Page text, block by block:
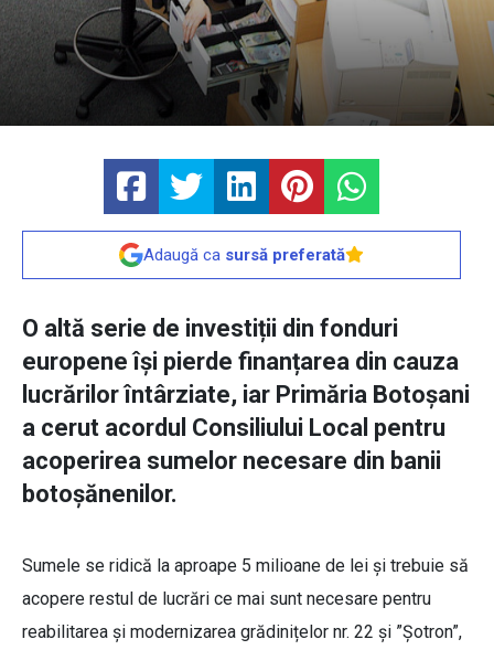
Adaugă ca sursă preferată
O altă serie de investiții din fonduri
europene își pierde finanțarea din cauza
lucrărilor întârziate, iar Primăria Botoșani
a cerut acordul Consiliului Local pentru
acoperirea sumelor necesare din banii
botoșănenilor.
Sumele se ridică la aproape 5 milioane de lei și trebuie să
acopere restul de lucrări ce mai sunt necesare pentru
reabilitarea și modernizarea grădinițelor nr. 22 și ”Șotron”,